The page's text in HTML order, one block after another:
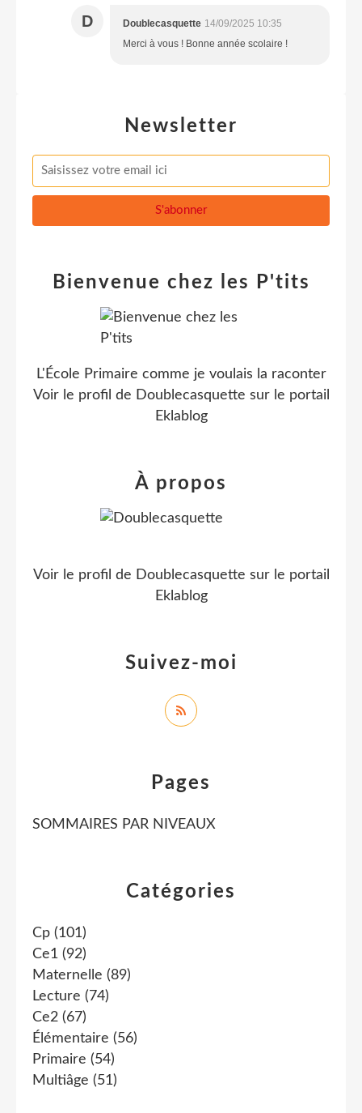
D Doublecasquette 14/09/2025 10:35
Merci à vous ! Bonne année scolaire !
Newsletter
Catégories
Cp (101)
Ce1 (92)
Maternelle (89)
Lecture (74)
Ce2 (67)
Élémentaire (56)
Primaire (54)
Multiâge (51)
Pages
SOMMAIRES PAR NIVEAUX
Bienvenue chez les P'tits
L'École Primaire comme je voulais la raconter
Voir le profil de Doublecasquette sur le portail
Eklablog
Suivez-moi
À propos
Voir le profil de Doublecasquette sur le portail
Eklablog